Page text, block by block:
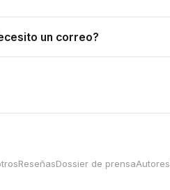
un correo?
ReseñasDossier de prensaAutores